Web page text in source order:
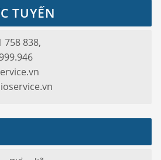
TUYẾN
758 838,